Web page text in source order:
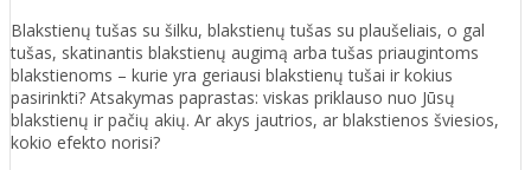
Blakstienų tušas su šilku, blakstienų tušas su plaušeliais, o gal
tušas, skatinantis blakstienų augimą arba tušas priaugintoms
blakstienoms – kurie yra geriausi blakstienų tušai ir kokius
pasirinkti? Atsakymas paprastas: viskas priklauso nuo Jūsų
blakstienų ir pačių akių. Ar akys jautrios, ar blakstienos šviesios,
kokio efekto norisi?